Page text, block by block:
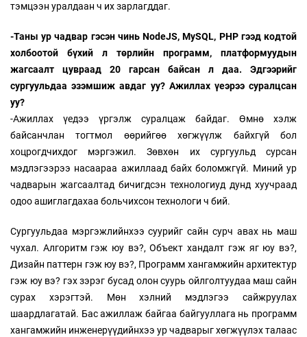
тэмцээн уралдаан ч их зарлагддаг.
-Таны ур чадвар гэсэн чинь NodeJS, MySQL, PHP гээд кодтой
холбоотой бүхий л төрлийн программ, платформуудын
жагсаалт цувраад 20 гарсан байсан л даа. Эдгээрийг
сургуульдаа эзэмшиж авдаг уу? Ажиллах үеэрээ суралцсан
уу?
-Ажиллах үедээ үргэлж суралцаж байдаг. Өмнө хэлж
байсанчлан тогтмол өөрийгөө хөгжүүлж байхгүй бол
хоцрогдчихдог мэргэжил. Зөвхөн их сургуульд сурсан
мэдлэгээрээ насаараа ажиллаад байх боломжгүй. Миний ур
чадварын жагсаалтад бичигдсэн технологиуд дунд хуучраад
одоо ашиглагдахаа больчихсон технологи ч бий.
Сургуульдаа мэргэжлийнхээ суурийг сайн сурч авах нь маш
чухал. Алгоритм гэж юу вэ?, Объект хандалт гэж яг юу вэ?,
Дизайн паттерн гэж юу вэ?, Программ хангамжийн архитектур
гэж юу вэ? гэх зэрэг бусад олон суурь ойлголтуудаа маш сайн
сурах хэрэгтэй. Мөн хэлний мэдлэгээ сайжруулах
шаардлагатай. Бас ажиллаж байгаа байгууллага нь программ
хангамжийн инженерүүдийнхээ ур чадварыг хөгжүүлэх талаас